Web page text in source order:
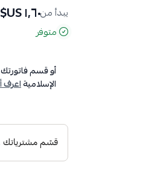
يبدأ من١٫٦٠ US$
متوفر
أو قسم
الإسلاميةاعرف